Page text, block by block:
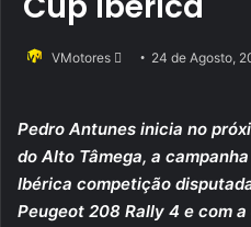
VMotores
Send 24 de Agosto,
Pedro Antunes inicia no
do Alto Tâmega, a
Ibérica competição
Peugeot 208 Rally 4 e com